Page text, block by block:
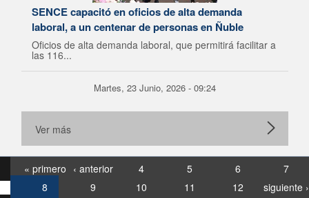
SENCE capacitó en oficios de alta demanda
laboral, a un centenar de personas en Ñuble
Oficios de alta demanda laboral, que permitirá facilitar a
las 116...
Martes, 23 Junio, 2026 - 09:24
Ver más
« primero ‹ anterior 4 5 6
7
8
9 10 11 12
siguiente ›